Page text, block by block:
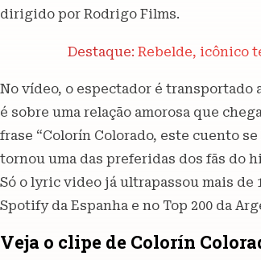
dirigido por Rodrigo Films.
Destaque: Rebelde, icônico
No vídeo, o espectador é transportado
é sobre uma relação amorosa que
frase “Colorín Colorado, este cuento
tornou uma das preferidas dos fãs do
Só o lyric video já ultrapassou mais de
Spotify da Espanha e no Top 200 da
Veja o clipe de Colorín